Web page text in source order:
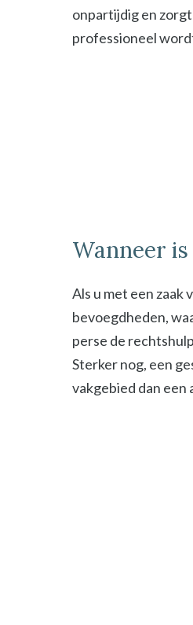
onpartijdig en
professioneel
Wanneer
Als u met een
bevoegdheden,
perse de
Sterker nog, een
vakgebied dan een